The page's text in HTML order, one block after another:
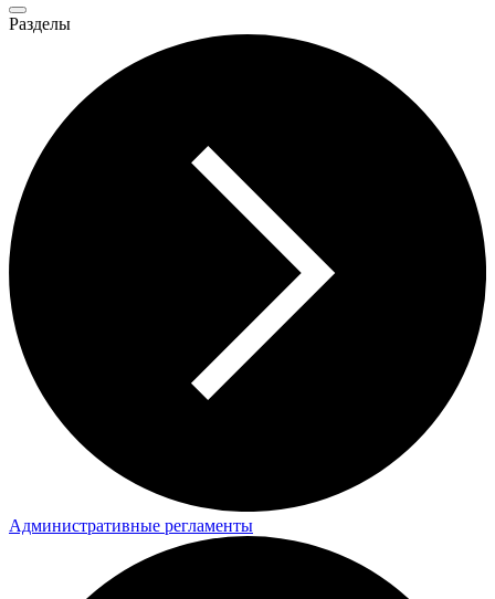
Разделы
Административные регламенты